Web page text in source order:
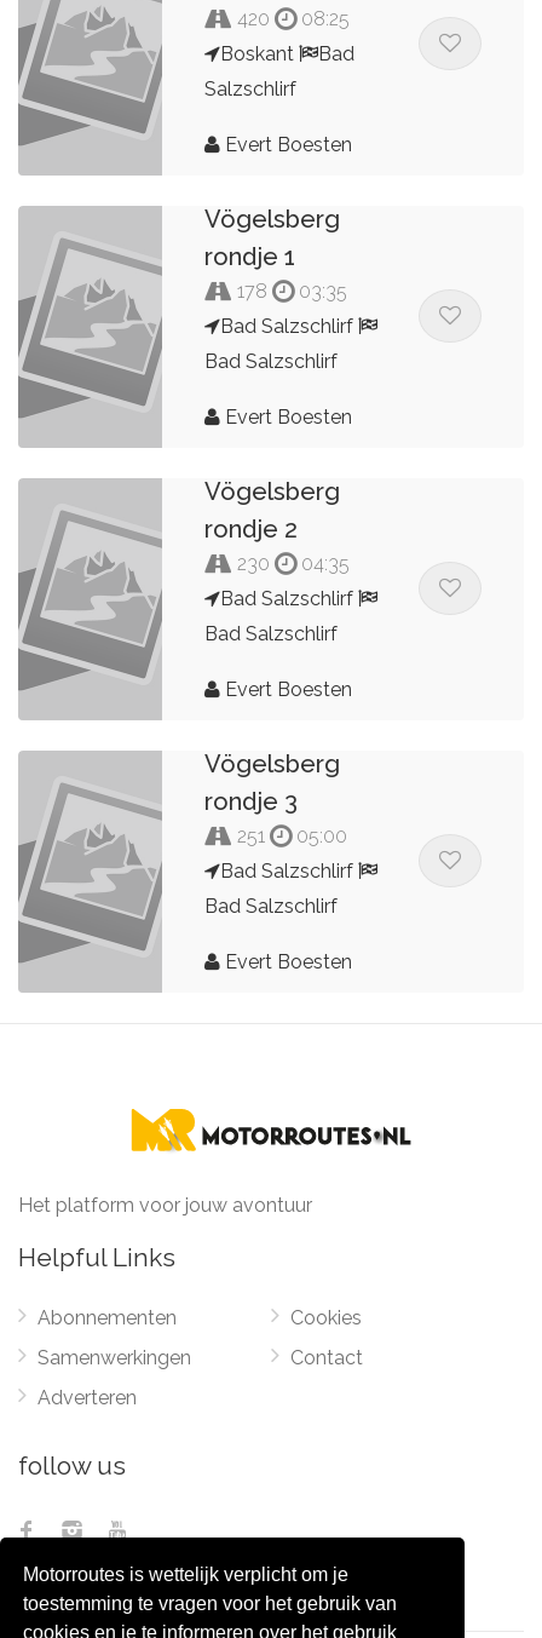
Motorroutes is wettelijk verplicht om je
toestemming te vragen voor het gebruik van
cookies en je te informeren over het gebruik
420
08:25
Boskant
Bad
Salzschlirf
Evert Boesten
Vögelsberg
rondje 1
178
03:35
Bad Salzschlirf
Bad Salzschlirf
Evert Boesten
Vögelsberg
rondje 2
230
04:35
Bad Salzschlirf
Bad Salzschlirf
Evert Boesten
Vögelsberg
rondje 3
251
05:00
Bad Salzschlirf
Bad Salzschlirf
Evert Boesten
Het platform voor jouw avontuur
Helpful Links
Abonnementen
Samenwerkingen
Adverteren
Cookies
Contact
follow us